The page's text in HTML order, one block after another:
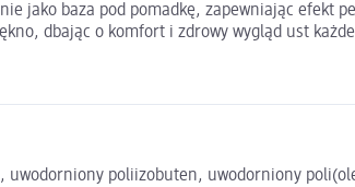
jako baza pod pomadkę, zapewniając efekt
dbając o komfort i zdrowy wygląd ust
poliizobuten, uwodorniony